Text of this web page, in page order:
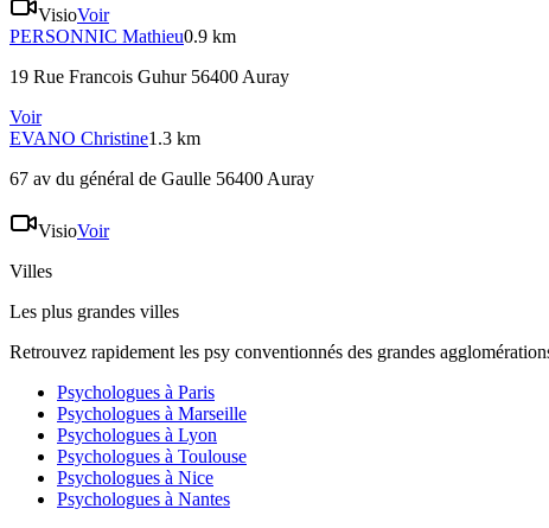
VisioVoir
PERSONNIC Mathieu0.9 km
19 Rue Francois Guhur 56400 Auray
Voir
EVANO Christine1.3 km
67 av du général de Gaulle 56400 Auray
VisioVoir
Villes
Les plus grandes villes
Retrouvez rapidement les psy conventionnés des grandes
Psychologues à Paris
Psychologues à Marseille
Psychologues à Lyon
Psychologues à Toulouse
Psychologues à Nice
Psychologues à Nantes